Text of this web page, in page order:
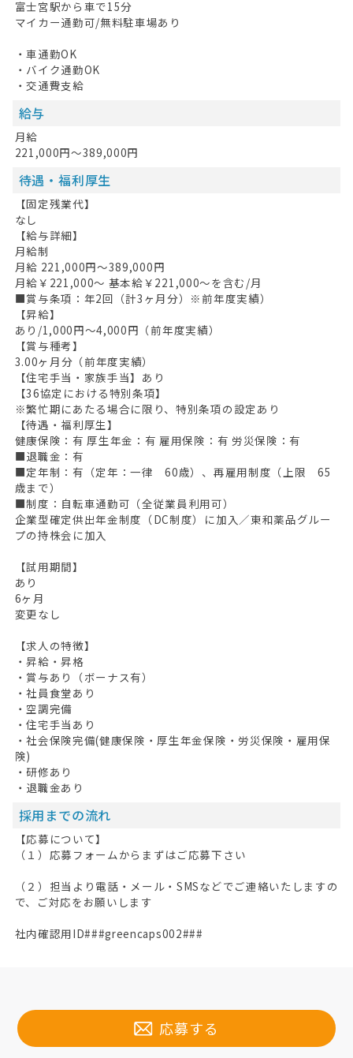
富士宮駅から車で15分
マイカー通勤可/無料駐車場あり
・車通勤OK
・バイク通勤OK
・交通費支給
給与
月給
221,000円～389,000円
待遇・福利厚生
【固定残業代】
なし
【給与詳細】
月給制
月給 221,000円〜389,000円
月給￥221,000〜 基本給￥221,000〜を含む/月
■賞与条項：年2回（計3ヶ月分）※前年度実績）
【昇給】
あり/1,000円〜4,000円（前年度実績）
【賞与種考】
3.00ヶ月分（前年度実績）
【住宅手当・家族手当】あり
【36協定における特別条項】
※繁忙期にあたる場合に限り、特別条項の設定あり
【待遇・福利厚生】
健康保険：有 厚生年金：有 雇用保険：有 労災保険：有
■退職金：有
■定年制：有（定年：一律 60歳）、再雇用制度（上限 65
歳まで）
■制度：自転車通勤可（全従業員利用可）
企業型確定供出年金制度（DC制度）に加入／東和薬品グルー
プの持株会に加入
【試用期間】
あり
6ヶ月
変更なし
【求人の特徴】
・昇給・昇格
・賞与あり（ボーナス有）
・社員食堂あり
・空調完備
・住宅手当あり
・社会保険完備(健康保険・厚生年金保険・労災保険・雇用保
険)
・研修あり
・退職金あり
採用までの流れ
【応募について】
（１）応募フォームからまずはご応募下さい
（２）担当より電話・メール・SMSなどでご連絡いたしますの
で、ご対応をお願いします
社内確認用ID###greencaps002###
応募する